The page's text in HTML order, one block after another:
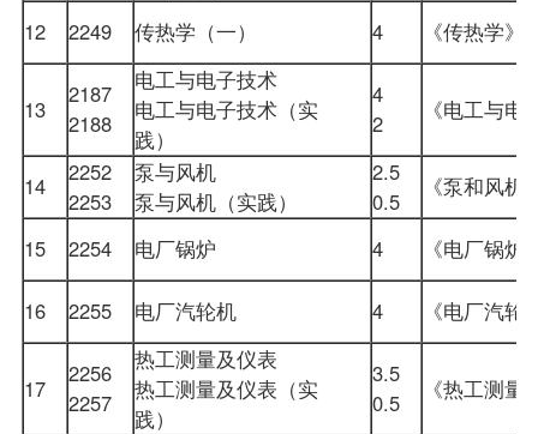
12 2249 传热学（一） 4 《传热学
13
2187
2188
电工与电子技术
电工与电子技术（实
践）
4
2
《电工与
14 2252
2253
泵与风机
泵与风机（实践）
2.5
0.5
《泵和风
15 2254 电厂锅炉 4 《电厂锅
16 2255 电厂汽轮机 4 《电厂汽
17
2256
2257
热工测量及仪表
热工测量及仪表（实
践）
3.5
0.5
《热工测